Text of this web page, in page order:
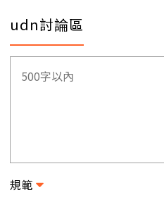
udn討論區
規範